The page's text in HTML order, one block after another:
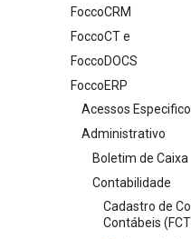
FoccoCRM
FoccoCT e
FoccoDOCS
FoccoERP
Acessos
Administrativo
Boletim de Caixa
Contabilidade
Cadastro de
Contábeis